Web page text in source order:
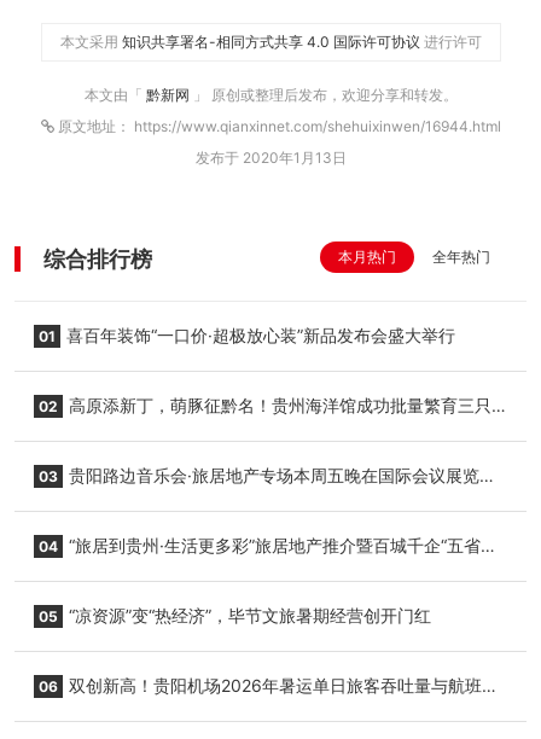
本文采用 知识共享署名-相同方式共享 4.0 国际许可协议 进行许可
本文由「 黔新网 」 原创或整理后发布，欢迎分享和转发。
原文地址： https://www.qianxinnet.com/shehuixinwen/16944.html
发布于 2020年1月13日
综合排行榜 本月热门 全年热门
01 喜百年装饰“一口价·超极放心装”新品发布会盛大举行
02 高原添新丁，萌豚征黔名！贵州海洋馆成功批量繁育三只
03 贵阳路边音乐会·旅居地产专场本周五晚在国际会议展览中
04 “旅居到贵州·生活更多彩”旅居地产推介暨百城千企“五省
05 “凉资源”变“热经济”，毕节文旅暑期经营创开门红
06 双创新高！贵阳机场2026年暑运单日旅客吞吐量与航班起